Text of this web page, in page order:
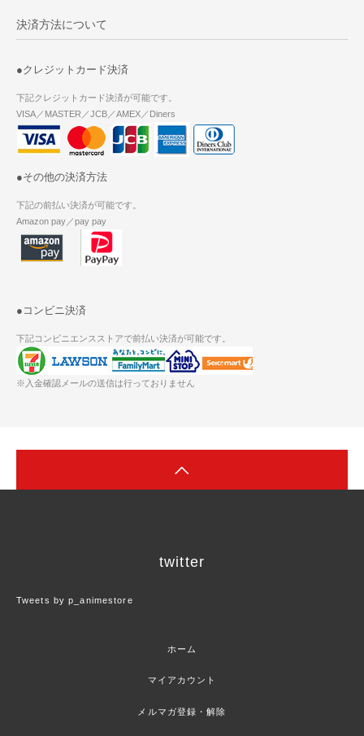
決済方法について
●クレジットカード決済
下記クレジットカード決済が可能です。
VISA／MASTER／JCB／AMEX／Diners
●その他の決済方法
下記の前払い決済が可能です。
Amazon pay／pay pay
●コンビニ決済
下記コンビニエンスストアで前払い決済が可能です。
※入金確認メールの送信は行っておりません
twitter
Tweets by p_animestore
ホーム
マイアカウント
メルマガ登録・解除